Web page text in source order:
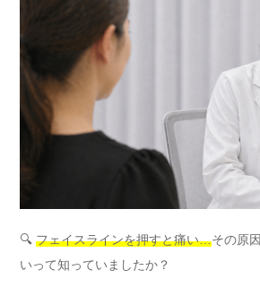
🔍 フェイスラインを押すと痛い…その原
いって知っていましたか？